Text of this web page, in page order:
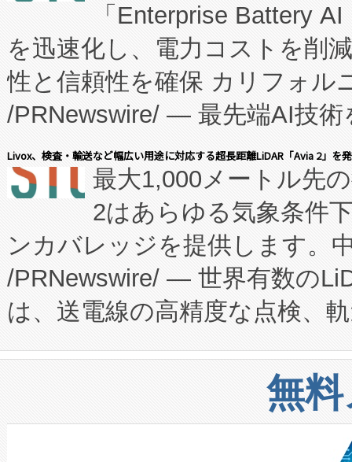
たNeXは、バイオ医薬品製造
従来のフェッドバッチ施設の
に、患者やサプライチェーン
キー方式で拡張性が高く、持
す。FCCM‑を活用した現地生
患者にとっての費用負担を大
のアクセスを大幅に拡大する
Fully-Connected Continuous
プログラムには、施設設計・
に関する技術移転および知的
構造化トレーニングカリキュ
上げおよび商用化段階におけ
設備整備および立ち上げ調整
加組織は、Enzeneのバイオ
「Enterprise Battery
を迅速化し、電力コストを削
性と信頼性を確保 カリフォル
/PRNewswire/ — 最先端AI技術
会社エーアイ・アンド：本社
President原信平）と、エンタ
ードするVoltaiqは、日本にあ
ーエネルギー貯蔵システム（
た。 Voltaiq独自のAI搭載プラ
定、統合、導入、運用に至る
安全性を追跡し、確保する事
増加しているデータセンター
る電力網に大きな負担をかけ
事業者の負担軽減という課題
Livox、検査・輸送など幅広い用途に対応する超長距離LiDAR「Avia 2」を
最大1,000メートル先
2はあらゆる気象条件
ンカバレッジを提供します。
/PRNewswire/ — 世界有数の
は、送電線の高精度な点検、
や穀物倉庫におけるバルク材
リューション「Avia 2」を発
したAvia 2は、1,000メート
狭視野のFOVを切り替えるこ
無